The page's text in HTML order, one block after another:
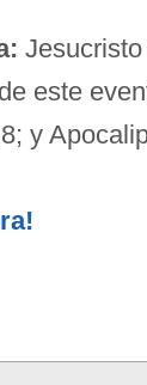
este
y